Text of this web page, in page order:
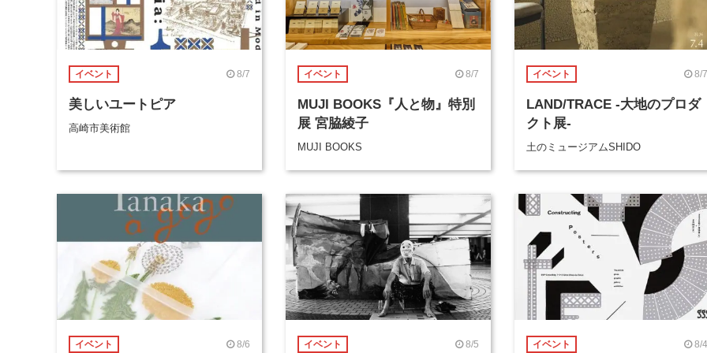
イベント 8/7
美しいユートピア
高崎市美術館
イベント 8/7
MUJI BOOKS『人と物』特別
展 宮脇綾子
MUJI BOOKS
イベント 8/7
LAND/TRACE -大地のプロダ
クト展-
土のミュージアムSHIDO
イベント 8/6 イベント 8/5 イベント 8/4